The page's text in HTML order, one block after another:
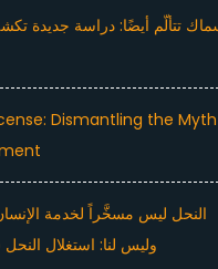
تتألّم أيضًا: دراسة جديدة
Dismantling the
النحل ليس مسخَّراً لخدمة
وليس لنا: استغلال